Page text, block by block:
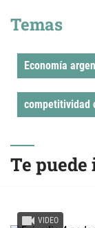
Temas
Economía
competitividad
Te
VIDEO